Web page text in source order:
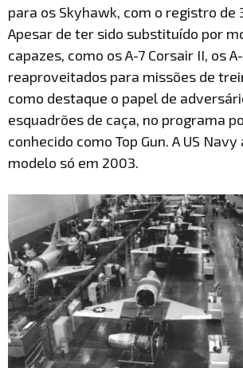
para os Skyhawk, com o registro de
Apesar de ter sido substituído por
capazes, como os A-7 Corsair II, os
reaproveitados para missões de
como destaque o papel de
esquadrões de caça, no programa
conhecido como Top Gun. A US
modelo só em 2003.